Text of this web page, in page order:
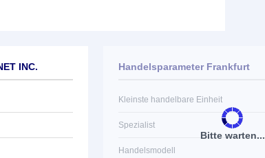
INC.
Bitte warten...
Handelsparameter Frankfurt
Kleinste handelbare Einheit
Spezialist
Handelsmodell